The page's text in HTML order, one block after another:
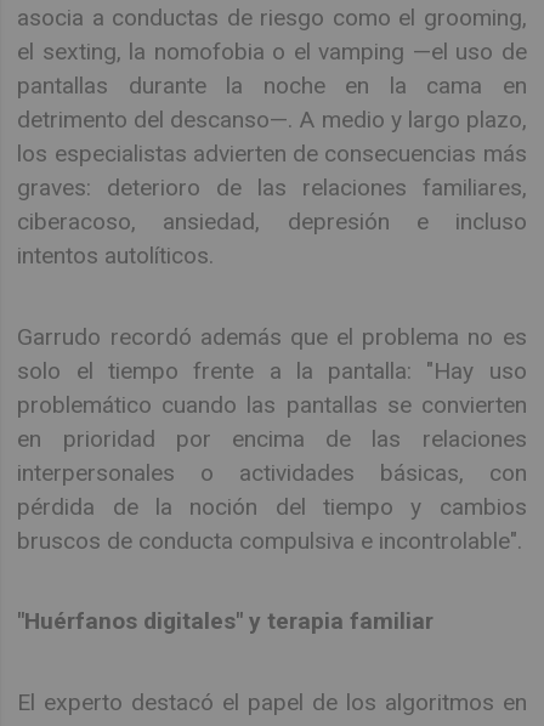
asocia a conductas de riesgo como el grooming,
el sexting, la nomofobia o el vamping —el uso de
pantallas durante la noche en la cama en
detrimento del descanso—. A medio y largo plazo,
los especialistas advierten de consecuencias más
graves: deterioro de las relaciones familiares,
ciberacoso, ansiedad, depresión e incluso
intentos autolíticos.
Garrudo recordó además que el problema no es
solo el tiempo frente a la pantalla: "Hay uso
problemático cuando las pantallas se convierten
en prioridad por encima de las relaciones
interpersonales o actividades básicas, con
pérdida de la noción del tiempo y cambios
bruscos de conducta compulsiva e incontrolable".
"Huérfanos digitales" y terapia familiar
El experto destacó el papel de los algoritmos en